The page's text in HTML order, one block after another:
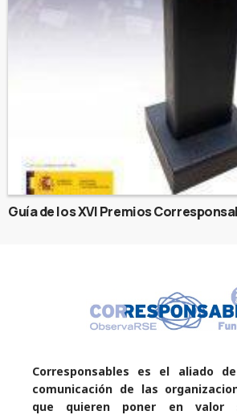
Guía de los XVI Premios
Corresponsables es el aliado
comunicación de las
que quieren poner en valor